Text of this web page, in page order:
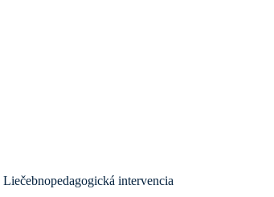
Liečebnopedagogická intervencia